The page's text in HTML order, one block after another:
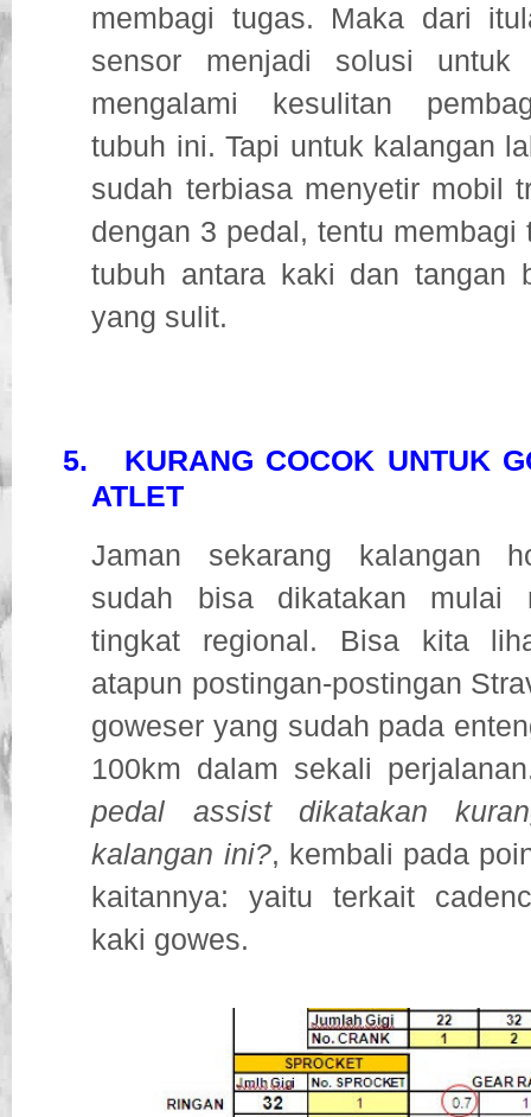
membagi tugas. Maka dari
sensor menjadi solusi untuk
mengalami kesulitan
tubuh ini. Tapi untuk kalangan
sudah terbiasa menyetir mobil
dengan 3 pedal, tentu membagi
tubuh antara kaki dan tangan
yang sulit.
5.
KURANG COCOK UNTUK
ATLET
Jaman sekarang kalangan
sudah bisa dikatakan mulai
tingkat regional. Bisa kita
atapun postingan-postingan
goweser yang sudah pada
100km dalam sekali
pedal assist dikatakan
kalangan ini?, kembali pada
kaitannya: yaitu terkait
kaki gowes.